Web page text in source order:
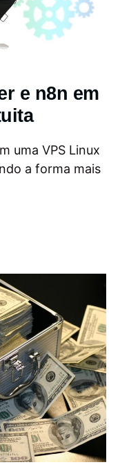
e n8n em
uma VPS Linux
a forma mais